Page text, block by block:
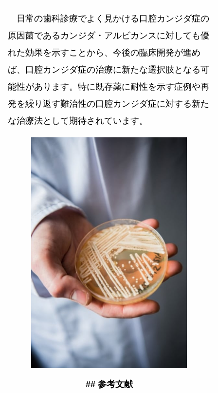
日常の歯科診療でよく見かける口腔カンジダ症の
原因菌であるカンジダ・アルビカンスに対しても優
れた効果を示すことから、今後の臨床開発が進め
ば、口腔カンジダ症の治療に新たな選択肢となる可
能性があります。特に既存薬に耐性を示す症例や再
発を繰り返す難治性の口腔カンジダ症に対する新た
な治療法として期待されています。
## 参考文献